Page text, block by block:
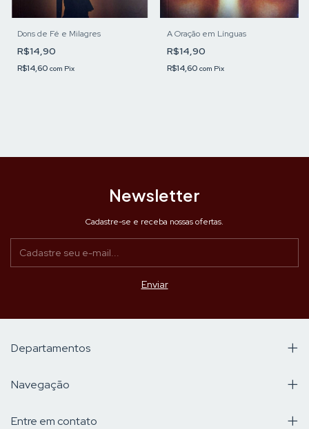
Dons de Fé e Milagres
R$14,90
R$14,60 com Pix
A Oração em Línguas
R$14,90
R$14,60 com Pix
Newsletter
Cadastre-se e receba nossas ofertas.
Departamentos
Navegação
Entre em contato